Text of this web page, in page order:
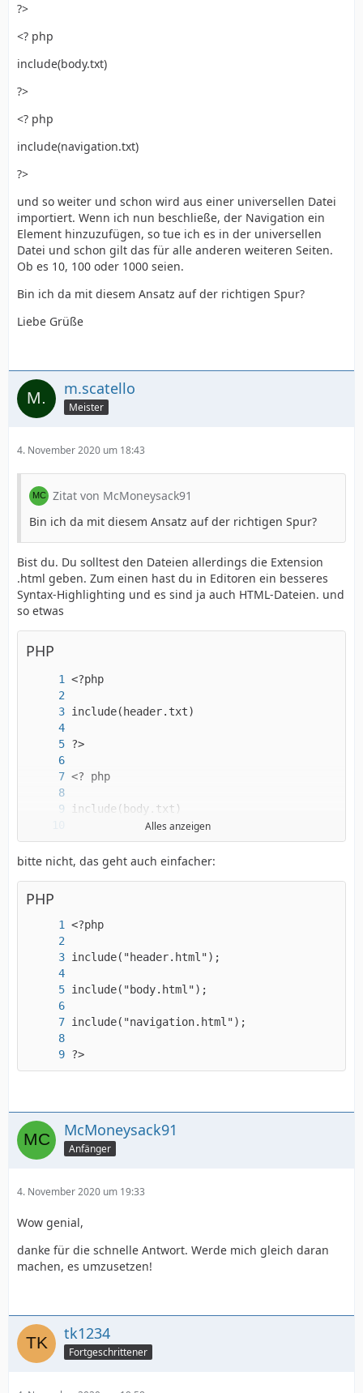
?>
<? php
include(body.txt)
?>
<? php
include(navigation.txt)
?>
und so weiter und schon wird aus einer universellen Datei
importiert. Wenn ich nun beschließe, der Navigation ein
Element hinzuzufügen, so tue ich es in der universellen
Datei und schon gilt das für alle anderen weiteren Seiten.
Ob es 10, 100 oder 1000 seien.
Bin ich da mit diesem Ansatz auf der richtigen Spur?
Liebe Grüße
m.scatello
Meister
4. November 2020 um 18:43
Zitat von McMoneysack91
Bin ich da mit diesem Ansatz auf der richtigen Spur?
Bist du. Du solltest den Dateien allerdings die Extension
.html geben. Zum einen hast du in Editoren ein besseres
Syntax-Highlighting und es sind ja auch HTML-Dateien. und
so etwas
PHP
Alles anzeigen
bitte nicht, das geht auch einfacher:
PHP
?>
McMoneysack91
Anfänger
4. November 2020 um 19:33
Wow genial,
danke für die schnelle Antwort. Werde mich gleich daran
machen, es umzusetzen!
tk1234
Fortgeschrittener